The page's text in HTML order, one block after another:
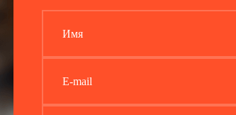
Имя
E-mail